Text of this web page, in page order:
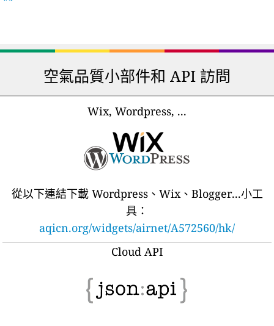
空氣品質小部件和 API 訪問
Wix, Wordpress, ...
從以下連結下載 Wordpress、Wix、Blogger...小工
具：
aqicn.org/widgets/airnet/A572560/hk/
Cloud API